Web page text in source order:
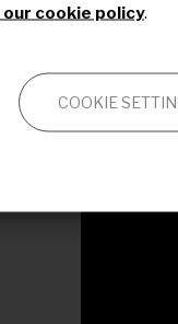
Antonio
explica en
hacer y
our cookie policy.
COOKIE